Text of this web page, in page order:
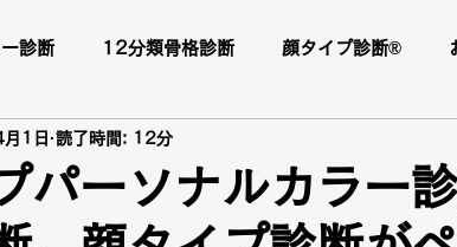
診断 12分類骨格診断 顔タイプ診断®️
の感想 口コミ
抜けプレミアムトータル診断・メイクレッスン・ショ
パーソナルカラー診
1日 読了時間: 12分